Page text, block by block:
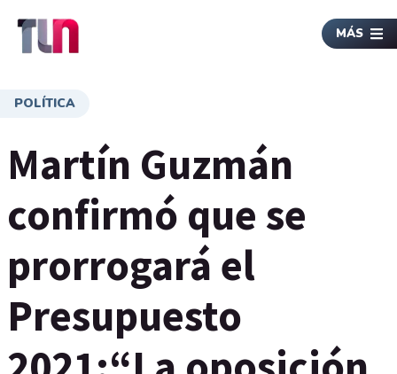
MÁS
POLÍTICA
Martín Guzmán
confirmó que se
prorrogará el
Presupuesto